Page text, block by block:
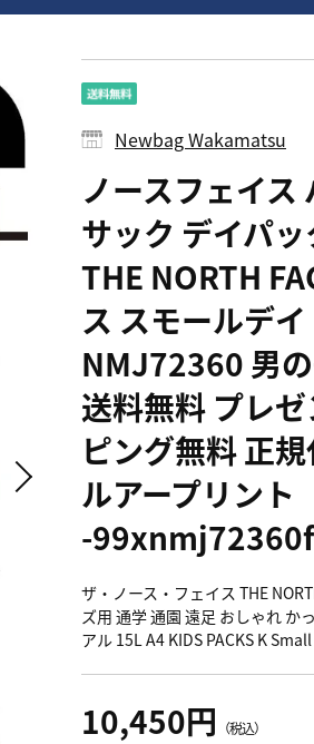
Newbag Wakamatsu
ノースフェイス
サック デイパ
THE NORTH
ス スモールデ
NMJ72360 男
送料無料 プレ
ピング無料 正
ルアープリント
-
ザ・ノース・フェイス THE
ズ用 通学 通園 遠足 おしゃれ か
アル 15L A4 KIDS PACKS K
10,450円 （税込）